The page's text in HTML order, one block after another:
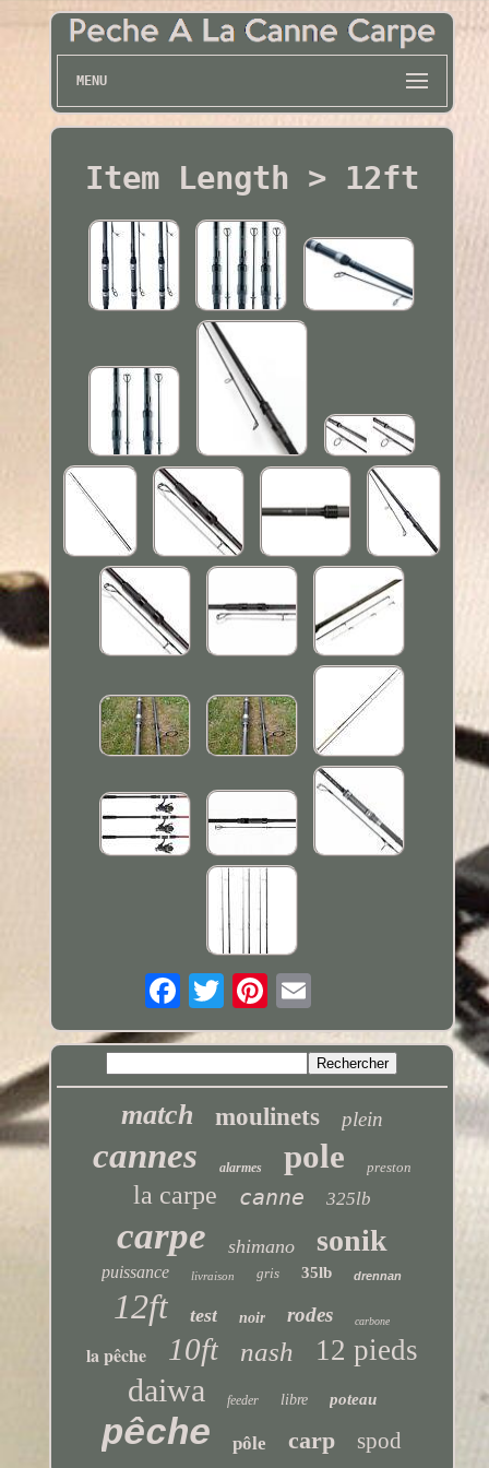
MENU
Item Length > 12ft
match moulinets plein
cannes alarmes pole preston
la carpe canne 325lb
carpe shimano sonik
puissance livraison gris 35lb drennan
12ft test noir rodes carbone
la pêche 10ft nash 12 pieds
daiwa feeder libre poteau
pêche pôle carp spod